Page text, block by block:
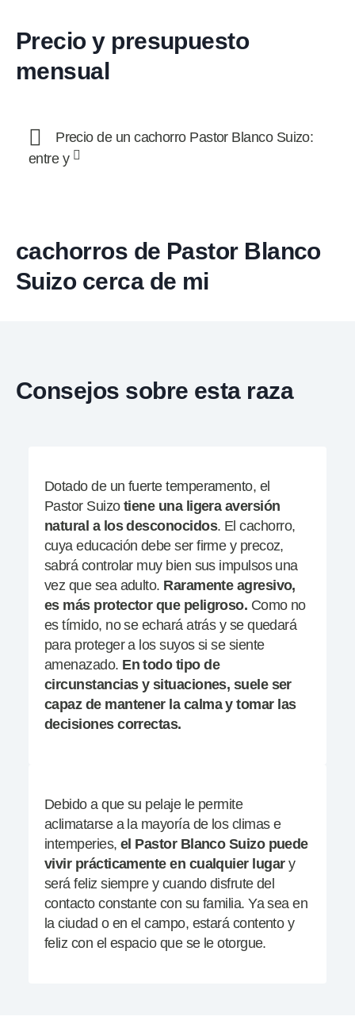
Precio y presupuesto
mensual
Precio de un cachorro Pastor Blanco Suizo:
entre y
cachorros de Pastor Blanco
Suizo cerca de mi
Consejos sobre esta raza
Dotado de un fuerte temperamento, el
Pastor Suizotiene una ligera aversión
natural a los desconocidos. El cachorro,
cuya educación debe ser firme y precoz,
sabrá controlar muy bien sus impulsos una
vez que sea adulto. Raramente agresivo,
es más protector que peligroso. Como no
es tímido, no se echará atrás y se quedará
para proteger a los suyos si se siente
amenazado. En todo tipo de
circunstancias y situaciones, suele ser
capaz de mantener la calma y tomar las
decisiones correctas.
Debido a que su pelaje le permite
aclimatarse a la mayoría de los climas e
intemperies, el Pastor Blanco Suizo puede
vivir prácticamente en cualquier lugary
será feliz siempre y cuando disfrute del
contacto constante con su familia. Ya sea en
la ciudad o en el campo, estará contento y
feliz con el espacio que se le otorgue.